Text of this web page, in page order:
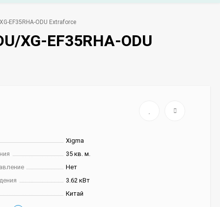
EF35RHA-ODU Extraforce
XG-EF35RHA-ODU
Xigma
35 кв. м.
Нет
3.62 кВт
Китай